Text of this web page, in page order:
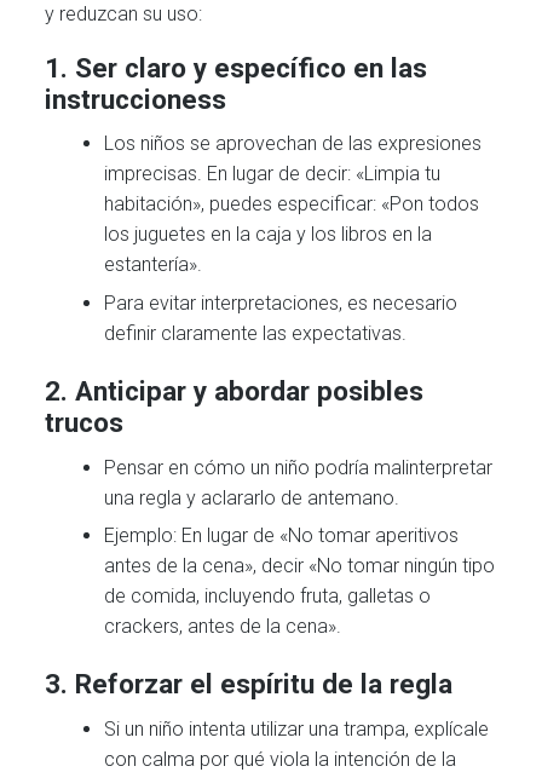
y reduzcan su uso:
1. Ser claro y específico en las
instruccioness
Los niños se aprovechan de las expresiones
imprecisas. En lugar de decir: «Limpia tu
habitación», puedes especificar: «Pon todos
los juguetes en la caja y los libros en la
estantería».
Para evitar interpretaciones, es necesario
definir claramente las expectativas.
2.Anticipar y abordar posibles
trucos
Pensar en cómo un niño podría malinterpretar
una regla y aclararlo de antemano.
Ejemplo: En lugar de «No tomar aperitivos
antes de la cena», decir «No tomar ningún tipo
de comida, incluyendo fruta, galletas o
crackers, antes de la cena».
3. Reforzar el espíritu de la regla
Si un niño intenta utilizar una trampa, explícale
con calma por qué viola la intención de la